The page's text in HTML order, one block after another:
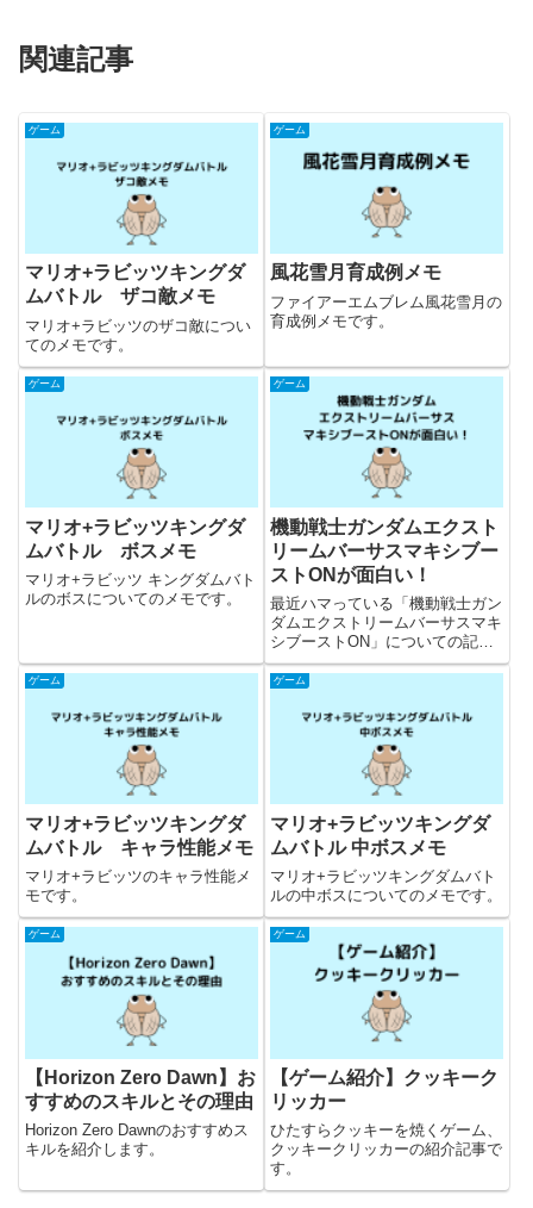
関連記事
ゲーム
マリオ+ラビッツキングダ
ムバトル ザコ敵メモ
マリオ+ラビッツのザコ敵につい
てのメモです。
ゲーム
風花雪月育成例メモ
ファイアーエムブレム風花雪月の
育成例メモです。
ゲーム
マリオ+ラビッツキングダ
ムバトル ボスメモ
マリオ+ラビッツ キングダムバト
ルのボスについてのメモです。
ゲーム
機動戦士ガンダムエクスト
リームバーサスマキシブー
ストONが面白い！
最近ハマっている「機動戦士ガン
ダムエクストリームバーサスマキ
シブーストON」についての記事
です。
ゲーム
マリオ+ラビッツキングダ
ムバトル キャラ性能メモ
マリオ+ラビッツのキャラ性能メ
モです。
ゲーム
マリオ+ラビッツキングダ
ムバトル 中ボスメモ
マリオ+ラビッツキングダムバト
ルの中ボスについてのメモです。
ゲーム
【Horizon Zero Dawn】お
すすめのスキルとその理由
Horizon Zero Dawnのおすすめス
キルを紹介します。
ゲーム
【ゲーム紹介】クッキーク
リッカー
ひたすらクッキーを焼くゲーム、
クッキークリッカーの紹介記事で
す。